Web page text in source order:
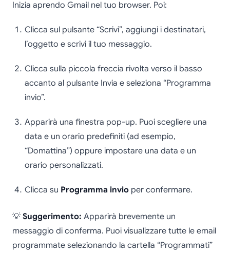
Inizia aprendo Gmail nel tuo browser. Poi:
Clicca sul pulsante “Scrivi”, aggiungi i destinatari,
l’oggetto e scrivi il tuo messaggio.
Clicca sulla piccola freccia rivolta verso il basso
accanto al pulsante Invia e seleziona “Programma
invio”.
Apparirà una finestra pop-up. Puoi scegliere una
data e un orario predefiniti (ad esempio,
“Domattina”) oppure impostare una data e un
orario personalizzati.
Clicca su Programma invio per confermare.
💡 Suggerimento: Apparirà brevemente un
messaggio di conferma. Puoi visualizzare tutte le email
programmate selezionando la cartella “Programmati”